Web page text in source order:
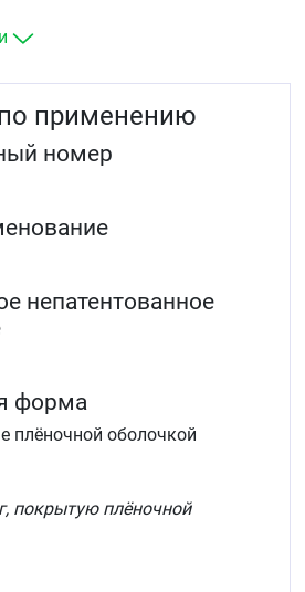
терапии (на фоне
у пациентов, не получающих
ИМ, осложненного
недостаточностью и/или
левого желудочка,
показателей
у детей и подростков от
применению
номер
непатентованное
форма
плёночной оболочкой
покрытую плёночной